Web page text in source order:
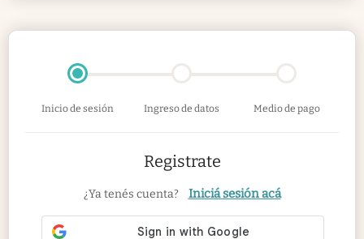
Inicio de sesión Ingreso de datos Medio de pago
Registrate
¿Ya tenés cuenta? Iniciá sesión acá